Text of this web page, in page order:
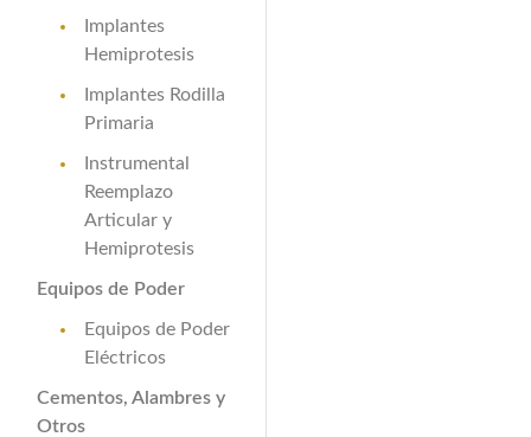
Implantes
Hemiprotesis
Implantes Rodilla
Primaria
Instrumental
Reemplazo
Articular y
Hemiprotesis
Equipos de Poder
Equipos de Poder
Eléctricos
Cementos, Alambres y
Otros